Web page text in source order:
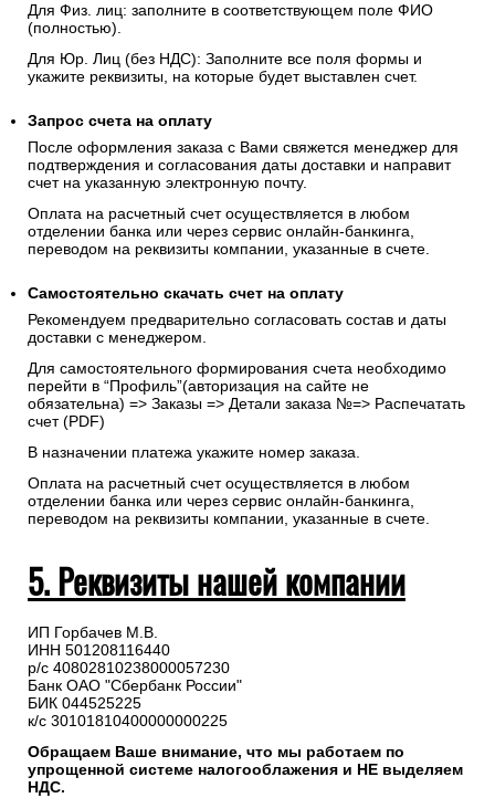
Для Физ. лиц: заполните в соответствующем поле ФИО
(полностью).
Для Юр. Лиц (без НДС): Заполните все поля формы и
укажите реквизиты, на которые будет выставлен счет.
Запрос счета на оплату
После оформления заказа с Вами свяжется менеджер для
подтверждения и согласования даты доставки и направит
счет на указанную электронную почту.
Оплата на расчетный счет осуществляется в любом
отделении банка или через сервис онлайн-банкинга,
переводом на реквизиты компании, указанные в счете.
Самостоятельно скачать счет на оплату
Рекомендуем предварительно согласовать состав и даты
доставки с менеджером.
Для самостоятельного формирования счета необходимо
перейти в “Профиль”(авторизация на сайте не
обязательна) => Заказы => Детали заказа №=> Распечатать
счет (PDF)
В назначении платежа укажите номер заказа.
Оплата на расчетный счет осуществляется в любом
отделении банка или через сервис онлайн-банкинга,
переводом на реквизиты компании, указанные в счете.
5. Реквизиты нашей компании
ИП Горбачев М.В.
ИНН 501208116440
р/с 40802810238000057230
Банк ОАО "Сбербанк России"
БИК 044525225
к/с 30101810400000000225
Обращаем Ваше внимание, что мы работаем по
упрощенной системе налогооблажения и НЕ выделяем
НДС.